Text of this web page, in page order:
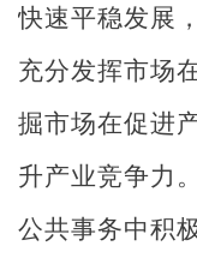
快速平稳发展
充分发挥市场
掘市场在促进
升产业竞争力
公共事务中积